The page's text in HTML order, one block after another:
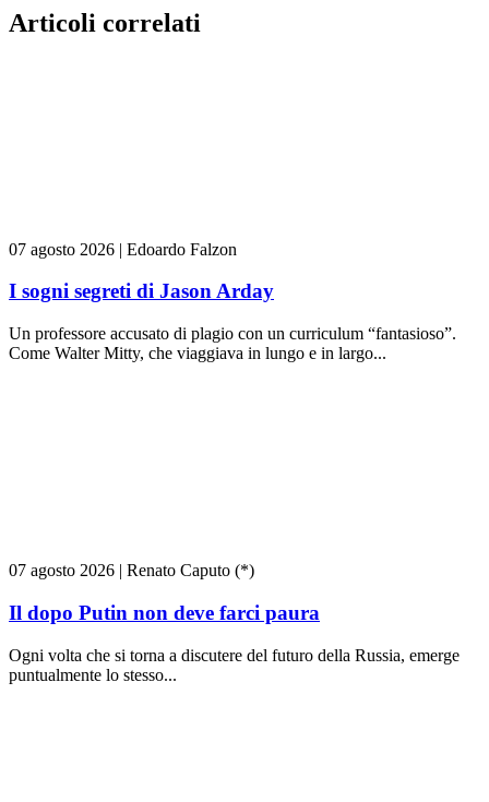
Articoli correlati
07 agosto 2026 | Edoardo Falzon
I sogni segreti di Jason Arday
Un professore accusato di plagio con un curriculum “fantasioso”.
Come Walter Mitty, che viaggiava in lungo e in largo...
07 agosto 2026 | Renato Caputo (*)
Il dopo Putin non deve farci paura
Ogni volta che si torna a discutere del futuro della Russia, emerge
puntualmente lo stesso...